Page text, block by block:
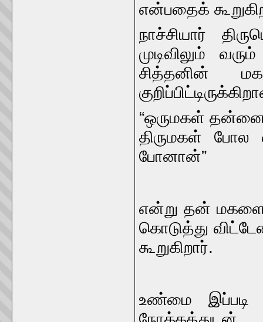
என்பதைக்
நாச்சியார்
முடிவிலும்
சித்தனின்
“ஒருமகள் தன்னை
திருமகள்
போனான்”
என்று தன் மகளை
கொடுத்து
கூறுகிறார்.
உண்மை இப்படி